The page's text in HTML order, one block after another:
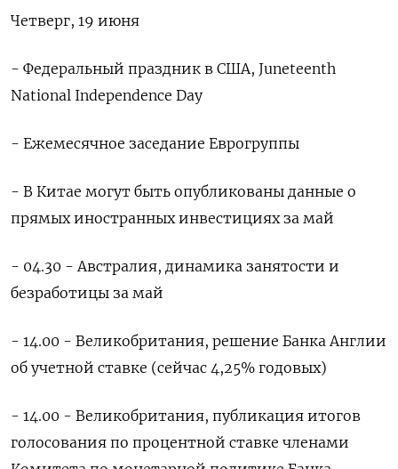
Четверг, 19 июня
- Федеральный праздник в США, Juneteenth
National Independence Day
- Ежемесячное заседание Еврогруппы
- В Китае могут быть опубликованы данные о
прямых иностранных инвестициях за май
- 04.30 - Австралия, динамика занятости и
безработицы за май
- 14.00 - Великобритания, решение Банка Англии
об учетной ставке (сейчас 4,25% годовых)
- 14.00 - Великобритания, публикация итогов
голосования по процентной ставке членами